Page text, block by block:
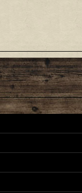
［ALDEBARAN］純
MGL［ALDEBARAN］
BFS/BFS XG［
ャローエディション
Metanium］純正パーツ